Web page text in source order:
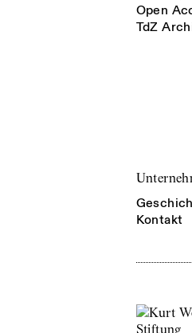
Open
TdZ
Kontakt